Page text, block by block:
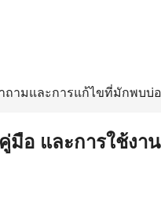
ถามและการแก้ไขที่มักพบบ่
ดูคำถามที่พบบ่อย
คู่มือ และการใช้งาน